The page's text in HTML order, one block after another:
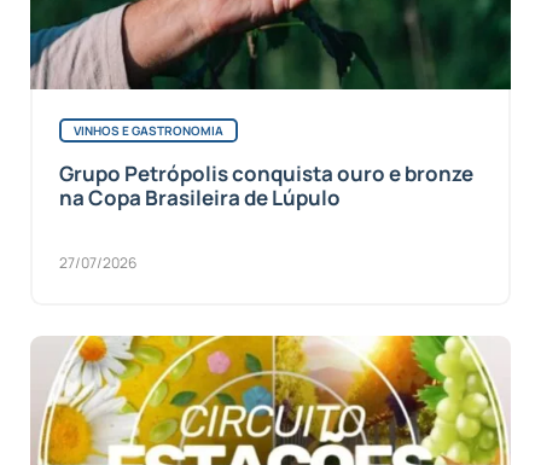
VINHOS E GASTRONOMIA
Grupo Petrópolis conquista ouro e bronze
na Copa Brasileira de Lúpulo
27/07/2026